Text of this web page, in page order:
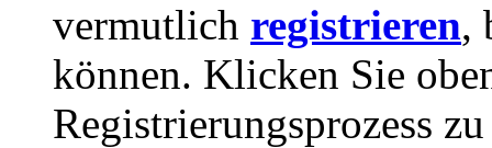
vermutlich registrieren,
können. Klicken Sie
Registrierungsprozess